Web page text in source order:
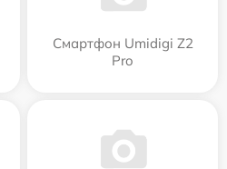
Смартфон Umidigi Z2
Pro